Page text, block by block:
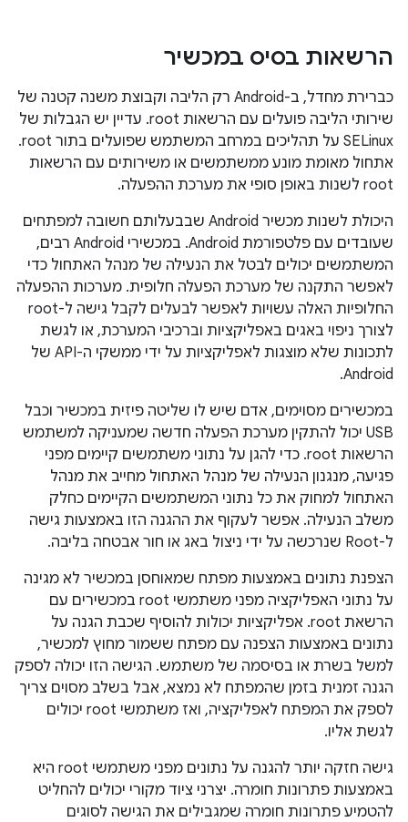
הרשאות בסיס במכשיר
כברירת מחדל, ב-Android רק הליבה וקבוצת משנה קטנה של
שירותי הליבה פועלים עם הרשאות root. עדיין יש הגבלות של
SELinux על תהליכים במרחב המשתמש שפועלים בתור root.
אתחול מאומת מונע ממשתמשים או משירותים עם הרשאות
root לשנות באופן סופי את מערכת ההפעלה.
היכולת לשנות מכשיר Android שבבעלותם חשובה למפתחים
שעובדים עם פלטפורמת Android. במכשירי Android רבים,
המשתמשים יכולים לבטל את הנעילה של מנהל האתחול כדי
לאפשר התקנה של מערכת הפעלה חלופית. מערכות ההפעלה
החלופיות האלה עשויות לאפשר לבעלים לקבל גישה ל-root
לצורך ניפוי באגים באפליקציות וברכיבי המערכת, או לגשת
לתכונות שלא מוצגות לאפליקציות על ידי ממשקי ה-API של
Android.
במכשירים מסוימים, אדם שיש לו שליטה פיזית במכשיר וכבל
USB יכול להתקין מערכת הפעלה חדשה שמעניקה למשתמש
הרשאות root. כדי להגן על נתוני משתמשים קיימים מפני
פגיעה, מנגנון הנעילה של מנהל האתחול מחייב את מנהל
האתחול למחוק את כל נתוני המשתמשים הקיימים כחלק
משלב הנעילה. אפשר לעקוף את ההגנה הזו באמצעות גישה
ל-Root שנרכשה על ידי ניצול באג או חור אבטחה בליבה.
הצפנת נתונים באמצעות מפתח שמאוחסן במכשיר לא מגינה
על נתוני האפליקציה מפני משתמשי root במכשירים עם
הרשאת root. אפליקציות יכולות להוסיף שכבת הגנה על
נתונים באמצעות הצפנה עם מפתח ששמור מחוץ למכשיר,
למשל בשרת או בסיסמה של משתמש. הגישה הזו יכולה לספק
הגנה זמנית בזמן שהמפתח לא נמצא, אבל בשלב מסוים צריך
לספק את המפתח לאפליקציה, ואז משתמשי root יכולים
לגשת אליו.
גישה חזקה יותר להגנה על נתונים מפני משתמשי root היא
באמצעות פתרונות חומרה. יצרני ציוד מקורי יכולים להחליט
להטמיע פתרונות חומרה שמגבילים את הגישה לסוגים